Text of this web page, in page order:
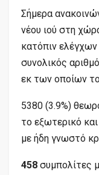
Σήμερα
νέου ιού στη
κατόπιν
συνολικός
εκ των οποίων
5380 (3.9%)
το εξωτερικό
με ήδη γνωστό
458 συμπολίτες